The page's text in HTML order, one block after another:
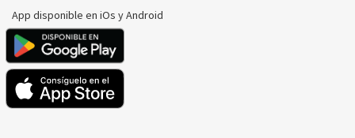
App disponible en iOs y Android